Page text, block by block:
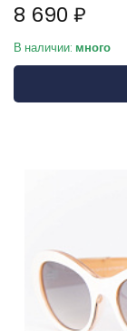
8 690 ₽
В наличии: много